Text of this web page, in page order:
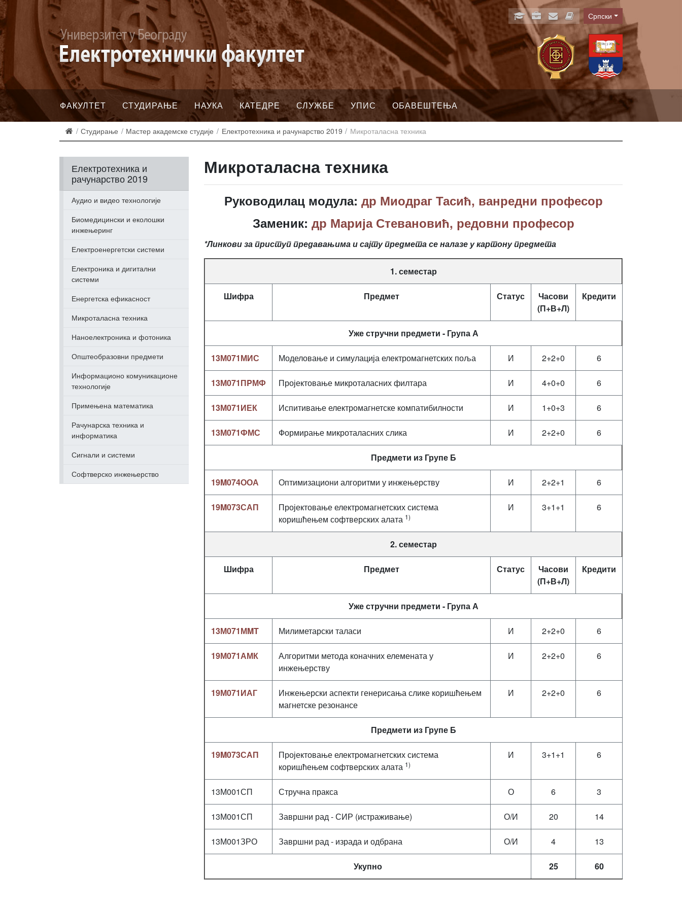
Language
Српски
ФАКУЛТЕТ СТУДИРАЊЕ НАУКА КАТЕДРЕ СЛУЖБЕ УПИС ОБАВЕШТЕЊА
Студирање Мастер академске студије Електротехника и рачунарство 2019 Микроталасна техника
Електротехника и
рачунарство 2019
Аудио и видео технологије
Биомедицински и еколошки
инжењеринг
Електроенергетски системи
Електроника и дигитални
системи
Енергетска ефикасност
Микроталасна техника
Наноелектроника и фотоника
Општеобразовни предмети
Информационо комуникационе
технологије
Примењена математика
Рачунарска техника и
информатика
Сигнали и системи
Софтверско инжењерство
Микроталасна техника
Руководилац модула: др Миодраг Тасић, ванредни професор
Заменик: др Марија Стевановић, редовни професор
*Линкови за приступ предавањима и сајту предмета се налазе у картону предмета
1. семестар
Шифра Предмет Статус
Часови
(П+В+Л)
Кредити
Уже стручни предмети - Група А
13М071МИС Моделовање и симулација електромагнетских поља И 2+2+0 6
13М071ПPМФ Пројектовање микроталасних филтара И 4+0+0 6
13М071ИЕК Испитивање електромагнетске компатибилности И 1+0+3 6
13М071ФМС Формирање микроталасних слика И 2+2+0 6
Предмети из Групе Б
19M074ООА Оптимизациони алгоритми у инжењерству И 2+2+1 6
19M073САП
Пројектовање електромагнетских система
коришћењем софтверских алата 1)
И 3+1+1 6
2. семестар
Шифра Предмет Статус
Часови
(П+В+Л)
Кредити
Уже стручни предмети - Група А
13М071МMT Милиметарски таласи И 2+2+0 6
19М071АМК
Алгоритми метода коначних елемената у
инжењерству
И 2+2+0 6
19М071ИАГ
Инжењерски аспекти генерисања слике коришћењем
магнетске резонансе
И 2+2+0 6
Предмети из Групе Б
19M073САП
Пројектовање електромагнетских система
коришћењем софтверских алата 1)
И 3+1+1 6
13М001СП Стручна пракса О 6 3
13М001СП Завршни рад - СИР (истраживање) О/И 20 14
13М001ЗРО Завршни рад - израда и одбрана О/И 4 13
Укупно 25 60